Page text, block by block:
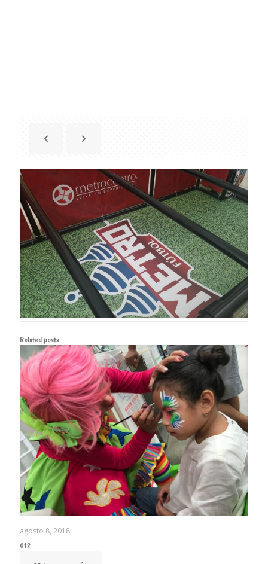
Related posts
agosto 8, 2018
012